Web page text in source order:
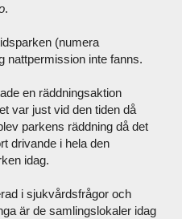
.
(numera
nattpermission inte fanns.
en räddningsaktion
var just vid den tiden då
parkens räddning då det
drivande i hela den
idag.
i sjukvårdsfrågor och
är de samlingslokaler idag